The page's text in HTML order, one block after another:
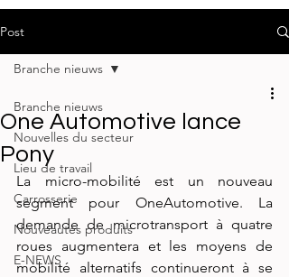
Post
Branche nieuws
Nouvelles du secteur
Lieu de travail
Carrosserie
Nouveautés produits
E-NEWS
Branche nieuws
One Automotive lance
Pony
La micro-mobilité est un nouveau
segment pour OneAutomotive. La
demande de microtransport à quatre
roues augmentera et les moyens de
mobilité alternatifs continueront à se